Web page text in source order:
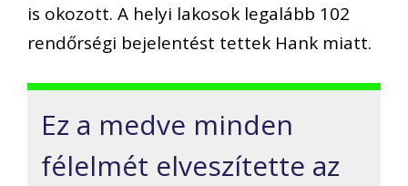
is okozott. A helyi lakosok legalább 102
rendőrségi bejelentést tettek Hank miatt.
Ez a medve minden
félelmét elveszítette az